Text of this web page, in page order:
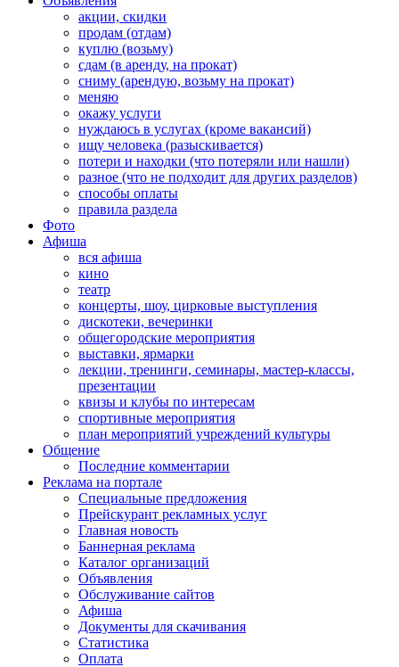
акции, скидки
продам (отдам)
куплю (возьму)
сдам (в аренду, на прокат)
сниму (арендую, возьму на прокат)
меняю
окажу услуги
нуждаюсь в услугах (кроме вакансий)
ищу человека (разыскивается)
потери и находки (что потеряли или нашли)
разное (что не подходит для других разделов)
способы оплаты
правила раздела
Фото
Афиша
вся афиша
кино
театр
концерты, шоу, цирковые выступления
дискотеки, вечеринки
общегородские мероприятия
выставки, ярмарки
лекции, тренинги, семинары, мастер-классы,
презентации
квизы и клубы по интересам
спортивные мероприятия
план мероприятий учреждений культуры
Общение
Последние комментарии
Реклама на портале
Специальные предложения
Прейскурант рекламных услуг
Главная новость
Баннерная реклама
Каталог организаций
Объявления
Обслуживание сайтов
Афиша
Документы для скачивания
Статистика
Оплата